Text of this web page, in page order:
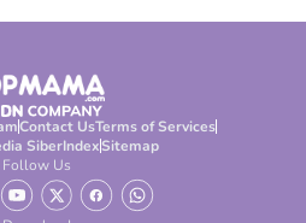
Contact UsTerms of Services
SiberIndexSitemap
Follow Us